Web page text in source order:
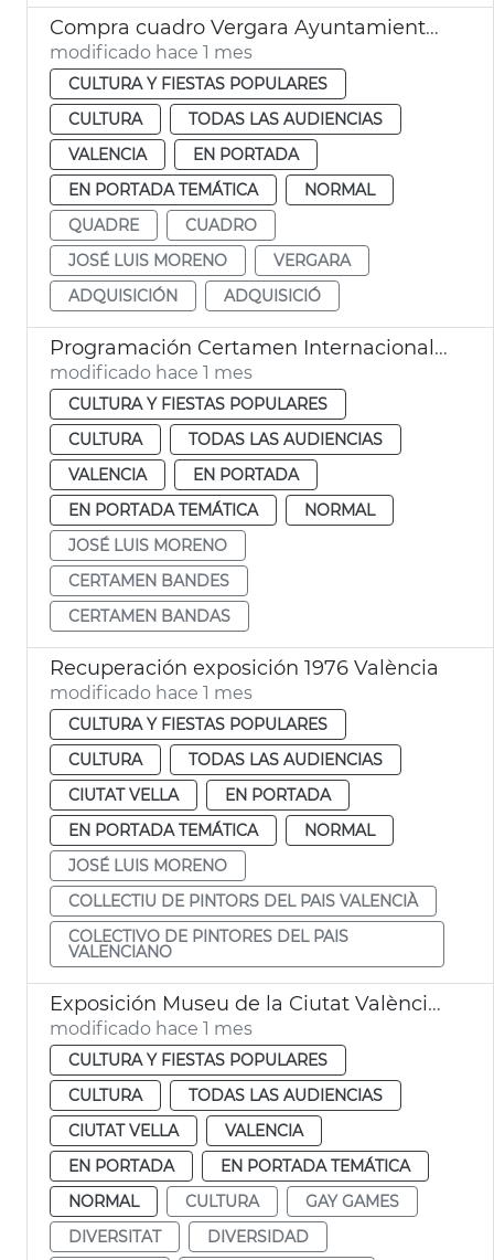
Compra cuadro Vergara Ayuntamiento de València
modificado hace 1 mes
CULTURA Y FIESTAS POPULARES
CULTURA
TODAS LAS AUDIENCIAS
VALENCIA
EN PORTADA
EN PORTADA TEMÁTICA
NORMAL
QUADRE
CUADRO
JOSÉ LUIS MORENO
VERGARA
ADQUISICIÓN
ADQUISICIÓ
Programación Certamen Internacional de Bandas de Música Ciudad de València
modificado hace 1 mes
CULTURA Y FIESTAS POPULARES
CULTURA
TODAS LAS AUDIENCIAS
VALENCIA
EN PORTADA
EN PORTADA TEMÁTICA
NORMAL
JOSÉ LUIS MORENO
CERTAMEN BANDES
CERTAMEN BANDAS
Recuperación exposición 1976 València
modificado hace 1 mes
CULTURA Y FIESTAS POPULARES
CULTURA
TODAS LAS AUDIENCIAS
CIUTAT VELLA
EN PORTADA
EN PORTADA TEMÁTICA
NORMAL
JOSÉ LUIS MORENO
COLLECTIU DE PINTORS DEL PAIS VALENCIÀ
COLECTIVO DE PINTORES DEL PAIS
VALENCIANO
Exposición Museu de la Ciutat València Queer Gay Games 2026
modificado hace 1 mes
CULTURA Y FIESTAS POPULARES
CULTURA
TODAS LAS AUDIENCIAS
CIUTAT VELLA
VALENCIA
EN PORTADA
EN PORTADA TEMÁTICA
NORMAL
CULTURA
GAY GAMES
DIVERSITAT
DIVERSIDAD